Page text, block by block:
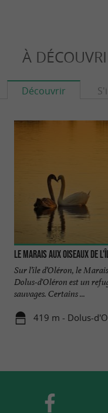
À
Découvrir
Le Marais aux Oiseaux de
Sur l’île d’Oléron, le
Dolus-d'Oléron est un
sauvages. Certains ...
419 m - Dolus-